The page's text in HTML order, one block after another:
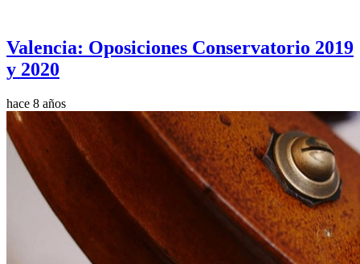
Valencia: Oposiciones Conservatorio 2019
y 2020
hace 8 años